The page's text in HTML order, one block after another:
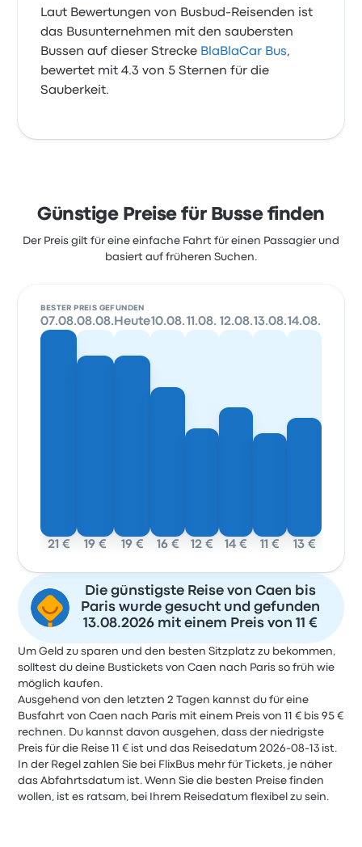
Laut Bewertungen von Busbud-Reisenden ist
das Busunternehmen mit den saubersten
Bussen auf dieser Strecke BlaBlaCar Bus,
bewertet mit 4.3 von 5 Sternen für die
Sauberkeit.
Günstige Preise für Busse finden
Der Preis gilt für eine einfache Fahrt für einen Passagier und
basiert auf früheren Suchen.
BESTER PREIS GEFUNDEN
07.08.
21 €
08.08.
19 €
Heute
19 €
10.08.
16 €
11.08.
12 €
12.08.
14 €
13.08.
11 €
14.08.
13 €
Die günstigste Reise von Caen bis
Paris wurde gesucht und gefunden
13.08.2026 mit einem Preis von 11 €
Um Geld zu sparen und den besten Sitzplatz zu bekommen,
solltest du deine Bustickets von Caen nach Paris so früh wie
möglich kaufen.
Ausgehend von den letzten 2 Tagen kannst du für eine
Busfahrt von Caen nach Paris mit einem Preis von 11 € bis 95 €
rechnen. Du kannst davon ausgehen, dass der niedrigste
Preis für die Reise 11 € ist und das Reisedatum 2026-08-13 ist.
In der Regel zahlen Sie bei FlixBus mehr für Tickets, je näher
das Abfahrtsdatum ist. Wenn Sie die besten Preise finden
wollen, ist es ratsam, bei Ihrem Reisedatum flexibel zu sein.